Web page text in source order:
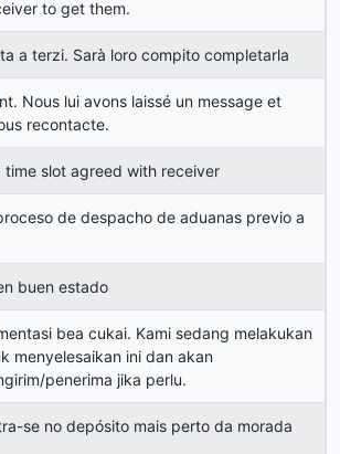
to get them.
a terzi. Sarà loro compito completarla
Nous lui avons laissé un message et
recontacte.
time slot agreed with receiver
de despacho de aduanas previo a
buen estado
bea cukai. Kami sedang melakukan
menyelesaikan ini dan akan
penerima jika perlu.
se no depósito mais perto da morada